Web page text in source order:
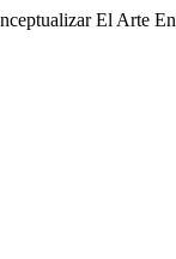
El Arte